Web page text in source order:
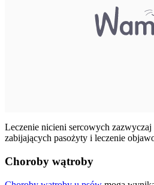
Leczenie nicieni sercowych
zabijających pasożyty i leczenie
Choroby wątroby